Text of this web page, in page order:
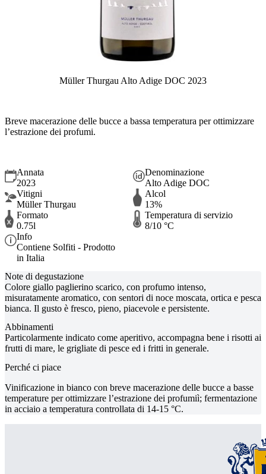
Müller Thurgau Alto Adige DOC 2023
Breve macerazione delle bucce a bassa temperatura per ottimizzare
l’estrazione dei profumi.
Annata
2023
Denominazione
Alto Adige DOC
Vitigni
Müller Thurgau
Alcol
13%
Formato
0.75l
Temperatura di servizio
8/10 °C
Info
Contiene Solfiti - Prodotto
in Italia
Note di degustazione
Colore giallo paglierino scarico, con profumo intenso,
misuratamente aromatico, con sentori di noce moscata, ortica e pesca
bianca. Il gusto è fresco, pieno, piacevole e persistente.
Abbinamenti
Particolarmente indicato come aperitivo, accompagna bene i risotti ai
frutti di mare, le grigliate di pesce ed i fritti in generale.
Perché ci piace
Vinificazione in bianco con breve macerazione delle bucce a basse
temperature per ottimizzare l’estrazione dei profumiì; fermentazione
in acciaio a temperatura controllata di 14-15 °C.